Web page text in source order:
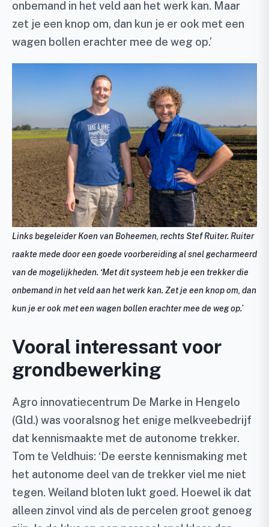
onbemand in het veld aan het werk kan. Maar
zet je een knop om, dan kun je er ook met een
wagen bollen erachter mee de weg op.’
Links begeleider Koen van Boheemen, rechts Stef Ruiter. Ruiter
raakte mede door een goede voorbereiding al snel gecharmeerd
van de mogelijkheden. ‘Met dit systeem heb je een trekker die
onbemand in het veld aan het werk kan. Zet je een knop om, dan
kun je er ook met een wagen bollen erachter mee de weg op.’
Vooral interessant voor
grondbewerking
Agro innovatiecentrum De Marke in Hengelo
(Gld.) was vooralsnog het enige melkveebedrijf
dat kennismaakte met de autonome trekker.
Tom te Veldhuis: ‘De eerste kennismaking met
het autonome deel van de trekker viel me niet
tegen. Weiland bloten lukt goed. Hoewel ik dat
alleen zinvol vind als de percelen groot genoeg